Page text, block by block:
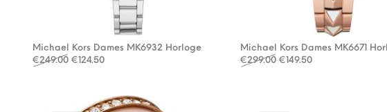
Michael Kors Dames MK6932 Horloge
€249.00 Oorspronkelijke prijs was: €249.00.
€124.50Huidige prijs is: €124.50.
Michael Kors Dames MK6671
€299.00 Oorspronkelijke prijs
€149.50Huidige prijs is: